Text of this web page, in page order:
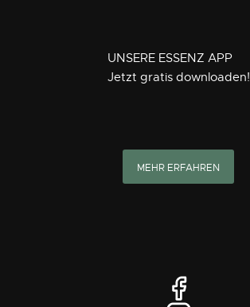
UNSERE ESSENZ APP
Jetzt gratis downloaden!
MEHR ERFAHREN